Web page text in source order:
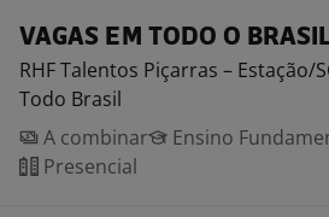
VAGAS EM TODO O
RHF Talentos Piçarras – Estação/
Todo Brasil
A combinar
Ensino
Presencial